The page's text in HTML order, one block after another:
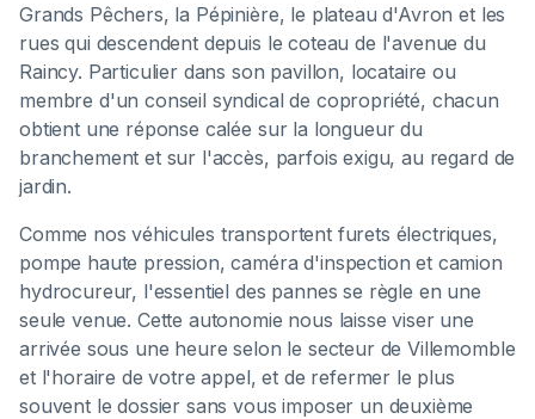
Grands Pêchers, la Pépinière, le plateau d'Avron et les
rues qui descendent depuis le coteau de l'avenue du
Raincy. Particulier dans son pavillon, locataire ou
membre d'un conseil syndical de copropriété, chacun
obtient une réponse calée sur la longueur du
branchement et sur l'accès, parfois exigu, au regard de
jardin.
Comme nos véhicules transportent furets électriques,
pompe haute pression, caméra d'inspection et camion
hydrocureur, l'essentiel des pannes se règle en une
seule venue. Cette autonomie nous laisse viser une
arrivée sous une heure selon le secteur de Villemomble
et l'horaire de votre appel, et de refermer le plus
souvent le dossier sans vous imposer un deuxième